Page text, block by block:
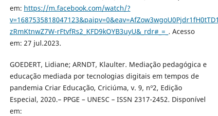
em: https://m.facebook.com/watch/?
zRmKtnwZ7W-rFtvfRs2_KFD9kOYB3uyU&_rdr#_=_ . Acesso
em: 27 jul.2023.
GOEDERT, Lidiane; ARNDT, Klaulter. Mediação pedagógica e
educação mediada por tecnologias digitais em tempos de
pandemia Criar Educação, Criciúma, v. 9, nº2, Edição
Especial, 2020.– PPGE – UNESC – ISSN 2317-2452. Disponível
em: